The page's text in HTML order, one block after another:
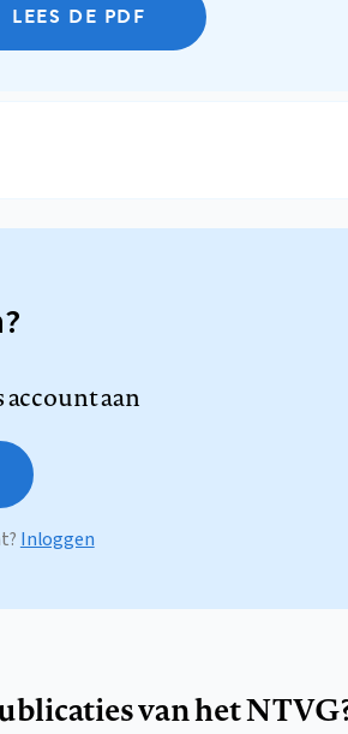
LEES DE PDF
account aan
Inloggen
van het